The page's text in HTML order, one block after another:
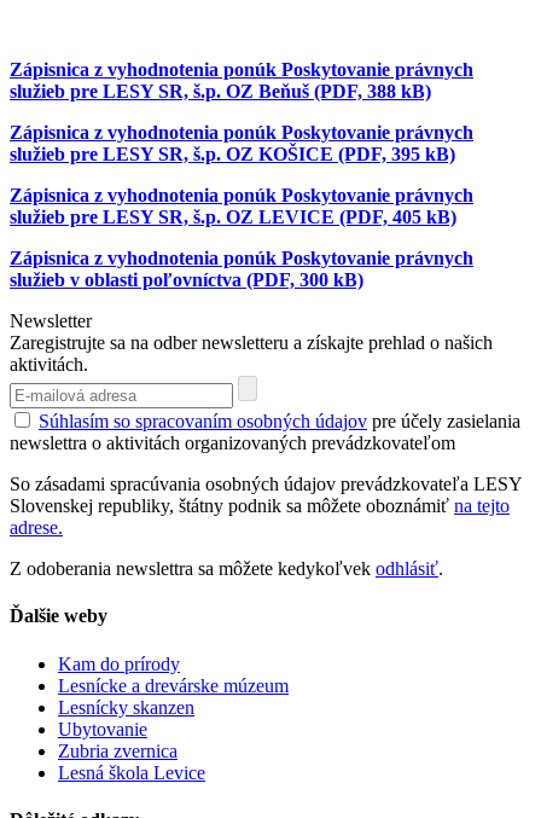
Zápisnica z vyhodnotenia ponúk Poskytovanie právnych
služieb pre LESY SR, š.p. OZ Beňuš (PDF, 388 kB)
Zápisnica z vyhodnotenia ponúk Poskytovanie právnych
služieb pre LESY SR, š.p. OZ KOŠICE (PDF, 395 kB)
Zápisnica z vyhodnotenia ponúk Poskytovanie právnych
služieb pre LESY SR, š.p. OZ LEVICE (PDF, 405 kB)
Zápisnica z vyhodnotenia ponúk Poskytovanie právnych
služieb v oblasti poľovníctva (PDF, 300 kB)
Newsletter
Zaregistrujte sa na odber newsletteru a získajte prehlad o našich
aktivitách.
Súhlasím so spracovaním osobných údajov pre účely zasielania
newslettra o aktivitách organizovaných prevádzkovateľom
So zásadami spracúvania osobných údajov prevádzkovateľa LESY
Slovenskej republiky, štátny podnik sa môžete oboznámiť na tejto
adrese.
Z odoberania newslettra sa môžete kedykoľvek odhlásiť.
Ďalšie weby
Kam do prírody
Lesnícke a drevárske múzeum
Lesnícky skanzen
Ubytovanie
Zubria zvernica
Lesná škola Levice